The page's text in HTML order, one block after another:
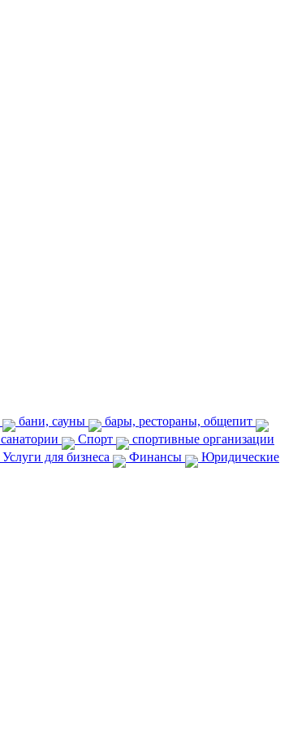
бани, сауны
бары, рестораны, общепит
санатории Спорт
спортивные организации
Услуги для бизнеса Финансы
Юридические